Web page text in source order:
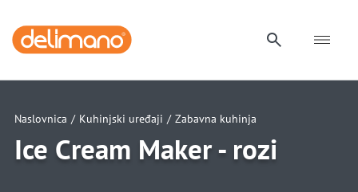
Naslovnica / Kuhinjski uređaji / Zabavna kuhinja
Ice Cream Maker - rozi